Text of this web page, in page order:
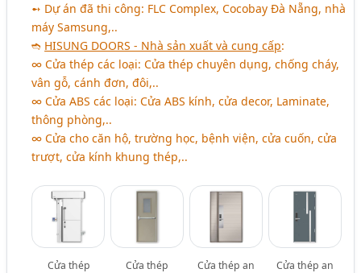
Mành Rèm, Màn Rèm - Sản Xuất Và Kinh Doanh (420)
Mái Hiên, Mái Che - Sản Xuất, Thiết Kế Và Thi Công Lắp
Đặt (237)
Sắt Mỹ Thuật, Sắt Mỹ Nghệ (Cổng, Cửa, Bàn Ghế, Sắt
Uốn Mỹ Thuật) (202)
Nhôm Đúc - Cổng, Cửa, Cầu Thang, Lan Can Nhôm Đúc
(164)
Vách Ngăn Phòng, Vách Ngăn Di Động (83)
Xây Dựng - Thầu Lan Can, Cầu Thang (19)
➻ Dự án đã thi công: FLC Complex, Cocobay Đà Nẵng, nhà
máy Samsung,..
➬ HISUNG DOORS - Nhà sản xuất và cung cấp:
∞ Cửa thép các loại: Cửa thép chuyên dụng, chống cháy,
vân gỗ, cánh đơn, đôi,..
∞ Cửa ABS các loại: Cửa ABS kính, cửa decor, Laminate,
thông phòng,..
∞ Cửa cho căn hộ, trường học, bệnh viện, cửa cuốn, cửa
trượt, cửa kính khung thép,..
Cửa thép
Cửa thép
Cửa thép an
Cửa thép an